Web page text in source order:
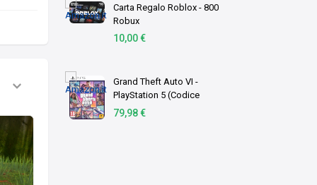
Carta Regalo Roblox - 800
Robux
10,00 €
Grand Theft Auto VI -
PlayStation 5 (Codice
download)
79,98 €